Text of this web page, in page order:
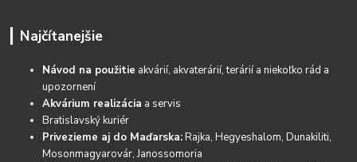
Najčítanejšie
Návod na použitie akvárií, akvaterárií, terárií a niekoľko rád a
upozornení
Akvárium realizácia a servis
Bratislavský kuriér
Privezieme aj do Maďarska:Rajka, Hegyeshalom, Dunakiliti,
Mosonmagyarovár, Janossomoria